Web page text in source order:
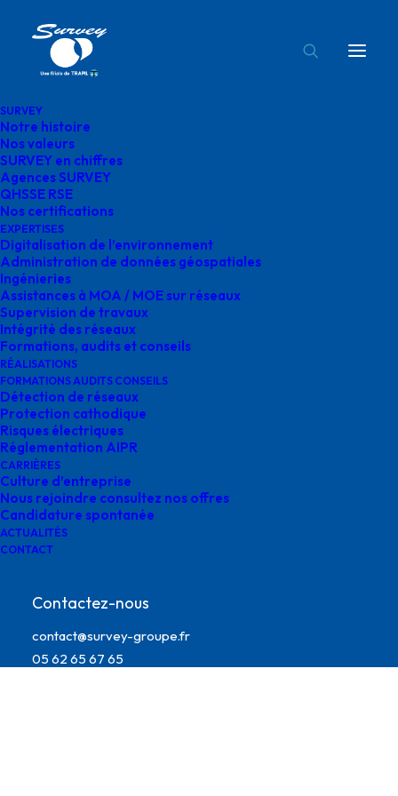
SURVEY
Notre histoire
Nos valeurs
SURVEY en chiffres
Agences SURVEY
QHSSE RSE
Nos certifications
EXPERTISES
Digitalisation de l’environnement
Administration de données géospatiales
Ingénieries
Assistances à MOA / MOE sur réseaux
Supervision de travaux
Intégrité des réseaux
Formations, audits et conseils
RÉALISATIONS
FORMATIONS AUDITS CONSEILS
Détection de réseaux
Protection cathodique
Risques électriques
Réglementation AIPR
CARRIÈRES
Culture d’entreprise
Nous rejoindre consultez nos offres
Candidature spontanée
ACTUALITÉS
CONTACT
Contactez-nous
contact@survey-groupe.fr
05 62 65 67 65
administration de données géospatiales
Accueil Survey
administration de
données géospatiales